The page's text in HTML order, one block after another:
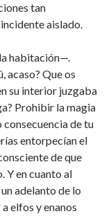
tan
aislado.
habitación—.
acaso? Que os
su interior juzgaba
Prohibir la magia
de tu
entorpecían el
de que
Y en cuanto al
adelanto de lo
elfos y enanos